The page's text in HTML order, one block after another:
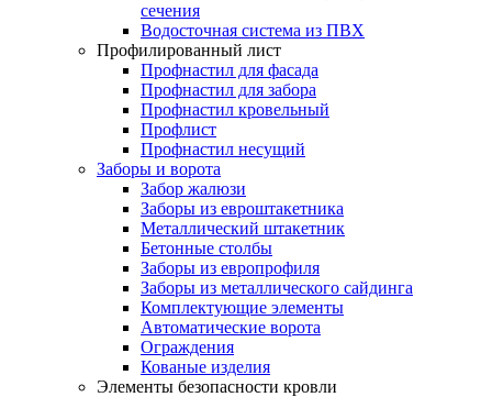
сечения
Водосточная система из ПВХ
Профилированный лист
Профнастил для фасада
Профнастил для забора
Профнастил кровельный
Профлист
Профнастил несущий
Заборы и ворота
Забор жалюзи
Заборы из евроштакетника
Металлический штакетник
Бетонные столбы
Заборы из европрофиля
Заборы из металлического сайдинга
Комплектующие элементы
Автоматические ворота
Ограждения
Кованые изделия
Элементы безопасности кровли